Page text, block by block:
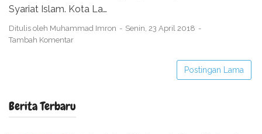
Syariat Islam. Kota La…
Ditulis oleh Muhammad Imron
Senin, 23 April 2018
Tambah Komentar
Postingan Lama
Berita Terbaru